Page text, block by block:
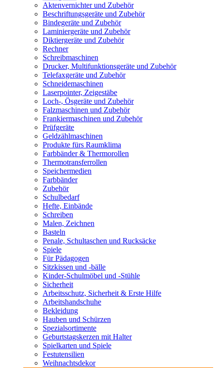
Aktenvernichter und Zubehör
Beschriftungsgeräte und Zubehör
Bindegeräte und Zubehör
Laminiergeräte und Zubehör
Diktiergeräte und Zubehör
Rechner
Schreibmaschinen
Drucker, Multifunktionsgeräte und Zubehör
Telefaxgeräte und Zubehör
Schneidemaschinen
Laserpointer, Zeigestäbe
Loch-, Ösgeräte und Zubehör
Falzmaschinen und Zubehör
Frankiermaschinen und Zubehör
Prüfgeräte
Geldzählmaschinen
Produkte fürs Raumklima
Farbbänder & Thermorollen
Thermotransferrollen
Speichermedien
Farbbänder
Zubehör
Schulbedarf
Hefte, Einbände
Schreiben
Malen, Zeichnen
Basteln
Penale, Schultaschen und Rucksäcke
Spiele
Für Pädagogen
Sitzkissen und -bälle
Kinder-Schulmöbel und -Stühle
Sicherheit
Arbeitsschutz, Sicherheit & Erste Hilfe
Arbeitshandschuhe
Bekleidung
Hauben und Schürzen
Spezialsortimente
Geburtstagskerzen mit Halter
Spielkarten und Spiele
Festutensilien
Weihnachtsdekor